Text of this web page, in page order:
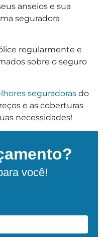
anseios e sua
seguradora
regularmente e
sobre o seguro
seguradoras do
e as coberturas
necessidades!
você!